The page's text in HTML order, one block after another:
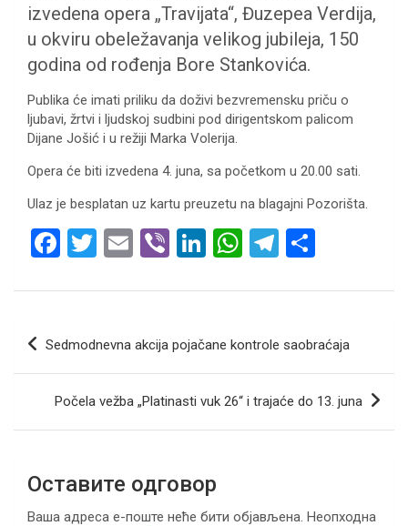
izvedena opera „Travijata“, Đuzepea Verdija,
u okviru obeležavanja velikog jubileja, 150
godina od rođenja Bore Stankovića.
Publika će imati priliku da doživi bezvremensku priču o
ljubavi, žrtvi i ljudskoj sudbini pod dirigentskom palicom
Dijane Jošić i u režiji Marka Volerija.
Opera će biti izvedena 4. juna, sa početkom u 20.00 sati.
Ulaz je besplatan uz kartu preuzetu na blagajni Pozorišta.
F
ce
b
o
o
k
T
tt
E
ail
Vi
er
Li
ke
n
W
at
A
p
p
T
e
a
m
ar
e
Кретање
Sedmodnevna akcija pojačane kontrole saobraćaja
Počela vežba „Platinasti vuk 26“ i trajaće do 13. juna
Оставите одговор
Ваша адреса е-поште неће бити објављена. Неопходна